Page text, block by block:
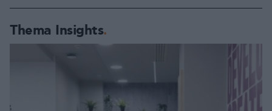
Thema Insights